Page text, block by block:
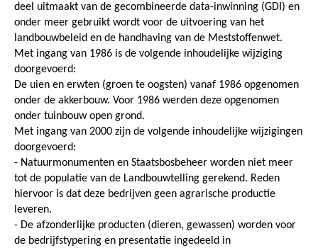
deel uitmaakt van de gecombineerde data-inwinning (GDI) en
onder meer gebruikt wordt voor de uitvoering van het
landbouwbeleid en de handhaving van de Meststoffenwet.
Met ingang van 1986 is de volgende inhoudelijke wijziging
doorgevoerd:
De uien en erwten (groen te oogsten) vanaf 1986 opgenomen
onder de akkerbouw. Voor 1986 werden deze opgenomen
onder tuinbouw open grond.
Met ingang van 2000 zijn de volgende inhoudelijke wijzigingen
doorgevoerd:
- Natuurmonumenten en Staatsbosbeheer worden niet meer
tot de populatie van de Landbouwtelling gerekend. Reden
hiervoor is dat deze bedrijven geen agrarische productie
leveren.
- De afzonderlijke producten (dieren, gewassen) worden voor
de bedrijfstypering en presentatie ingedeeld in